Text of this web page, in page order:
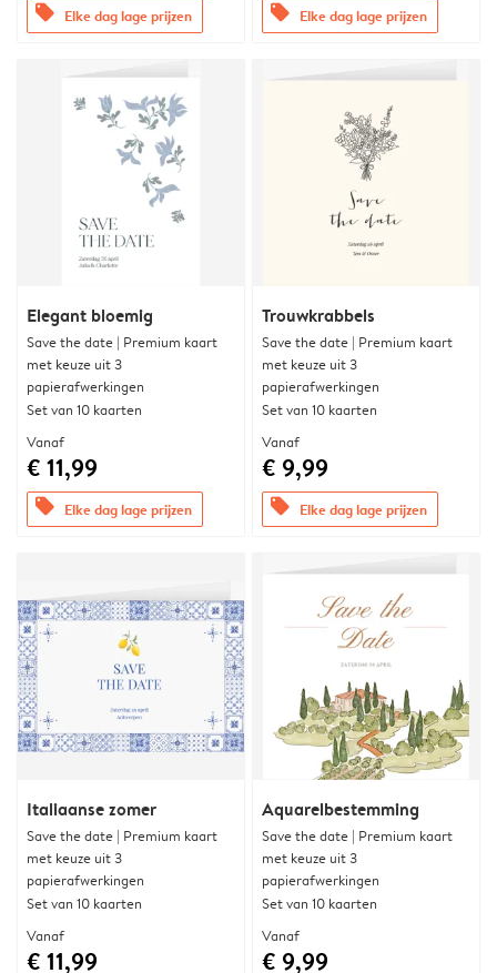
offers Elke dag lage prijzen offers Elke dag lage prijzen
Elegant bloemig
Save the date | Premium kaart
met keuze uit 3
papierafwerkingen
Set van 10 kaarten
Vanaf
€ 11,99
offers Elke dag lage prijzen
Trouwkrabbels
Save the date | Premium kaart
met keuze uit 3
papierafwerkingen
Set van 10 kaarten
Vanaf
€ 9,99
offers Elke dag lage prijzen
Italiaanse zomer
Save the date | Premium kaart
met keuze uit 3
papierafwerkingen
Set van 10 kaarten
Vanaf
€ 11,99
Aquarelbestemming
Save the date | Premium kaart
met keuze uit 3
papierafwerkingen
Set van 10 kaarten
Vanaf
€ 9,99